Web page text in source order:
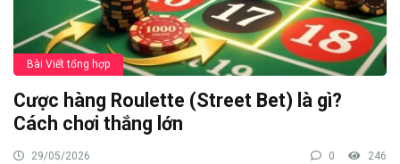
Bài Viết tổng hợp
Cược hàng Roulette (Street Bet) là gì?
Cách chơi thắng lớn
29/05/2026 0 246